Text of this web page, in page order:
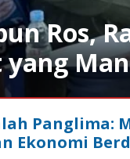
Ros,
Panglima:
Ekonomi